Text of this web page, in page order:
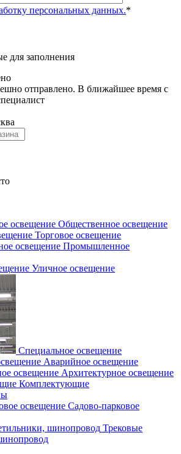
персональных данных.*
для заполнения
отправлено. В ближайшее время с
Общественное освещение
Торговое освещение
Промышленное
Уличное освещение
Специальное освещение
Аварийное освещение
Архитектурное освещение
Комплектующие
Садово-парковое
Трековые